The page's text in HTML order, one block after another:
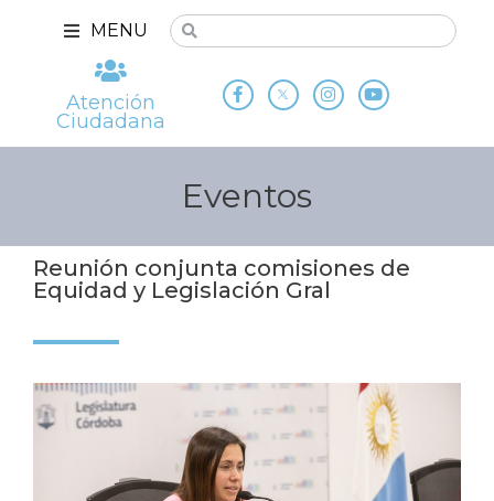
MENU
Atención
Ciudadana
Eventos
Reunión conjunta comisiones de
Equidad y Legislación Gral